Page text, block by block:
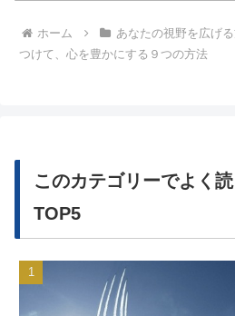
ホーム あなたの視野を広げ
つけて、心を豊かにする９つの方法
このカテゴリーでよく
TOP5